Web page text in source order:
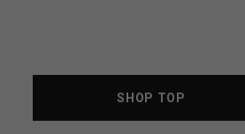
SHOP TOP